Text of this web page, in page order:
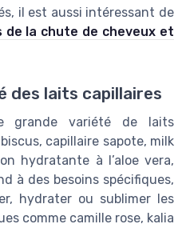
il est aussi intéressant de
de la chute de cheveux et
des laits capillaires
grande variété de laits
capillaire sapote, milk
hydratante à l’aloe vera,
à des besoins spécifiques,
hydrater ou sublimer les
comme camille rose, kalia